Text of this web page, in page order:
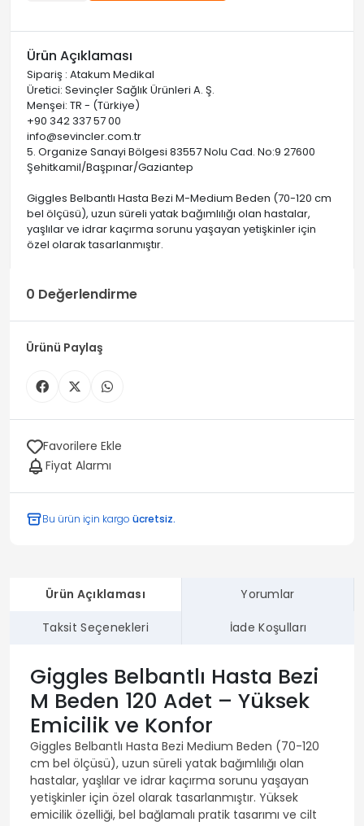
Ürün Açıklaması
Sipariş : Atakum Medikal
Üretici: Sevinçler Sağlık Ürünleri A. Ş.
Menşei: TR - (Türkiye)
+90 342 337 57 00
info@sevincler.com.tr
5. Organize Sanayi Bölgesi 83557 Nolu Cad. No:9 27600
Şehitkamil/Başpınar/Gaziantep
Giggles Belbantlı Hasta Bezi M-Medium Beden (70-120 cm
bel ölçüsü), uzun süreli yatak bağımlılığı olan hastalar,
yaşlılar ve idrar kaçırma sorunu yaşayan yetişkinler için
özel olarak tasarlanmıştır.
0 Değerlendirme
Ürünü Paylaş
Favorilere Ekle
Fiyat Alarmı
Bu ürün için kargo ücretsiz.
Ürün Açıklaması Yorumlar
Taksit Seçenekleri İade Koşulları
Giggles Belbantlı Hasta Bezi
M Beden 120 Adet – Yüksek
Emicilik ve Konfor
Giggles Belbantlı Hasta Bezi Medium Beden (70-120
cm bel ölçüsü), uzun süreli yatak bağımlılığı olan
hastalar, yaşlılar ve idrar kaçırma sorunu yaşayan
yetişkinler için özel olarak tasarlanmıştır. Yüksek
emicilik özelliği, bel bağlamalı pratik tasarımı ve cilt